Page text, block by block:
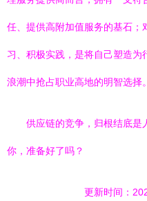
任、提供高附加值服务的基石
习、积极实践，是将自己塑造
浪潮中抢占职业高地的明智选择。
供应链的竞争，归根结底是
你，准备好了吗？
更新时间：